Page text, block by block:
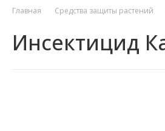
Главная Средства защиты растений
Инсектицид